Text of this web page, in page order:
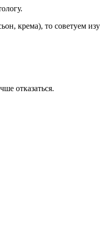
крема), то советуем
отказаться.